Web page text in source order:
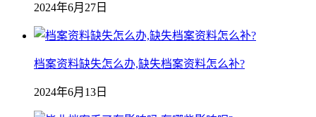
2024年6月27日
档案资料缺失怎么办,缺失档案资料怎么补?
2024年6月13日